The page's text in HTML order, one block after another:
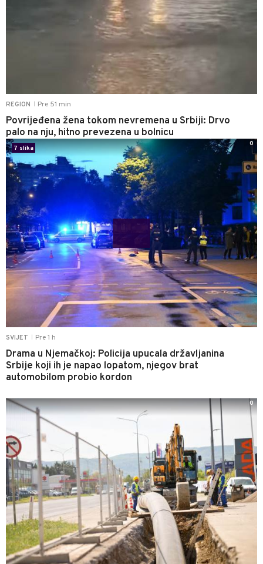
REGION Pre 51 min
Povrijeđena žena tokom nevremena u Srbiji: Drvo
palo na nju, hitno prevezena u bolnicu
SVIJET Pre 1 h
Drama u Njemačkoj: Policija upucala državljanina
Srbije koji ih je napao lopatom, njegov brat
automobilom probio kordon
7 slika
0
0